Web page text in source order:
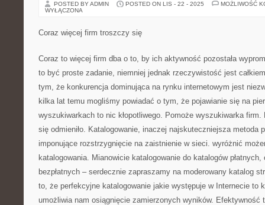
POSTED BY ADMIN POSTED ON LIS - 22 - 2025
MOŻLIWOŚĆ
WYŁĄCZONA
Coraz więcej firm troszczy się
Coraz to więcej firm dba o to, by ich aktywność pozostała
to być proste zadanie, niemniej jednak rzeczywistość jest
tym, że konkurencja dominująca na rynku internetowym jest
kilka lat temu mogliśmy powiadać o tym, że pojawianie się na
wyszukiwarkach to nic kłopotliwego. Pomoże wyszukiwarka
się odmieniło. Katalogowanie, inaczej najskuteczniejsza metoda
imponujące rozstrzygnięcie na zaistnienie w sieci. wyróżnić
katalogowania. Mianowicie katalogowanie do katalogów
bezpłatnych – serdecznie zapraszamy na moderowany katalog
to, że perfekcyjne katalogowanie jakie występuje w Internecie to
umożliwia nam osiągnięcie zamierzonych wyników. Efektywność